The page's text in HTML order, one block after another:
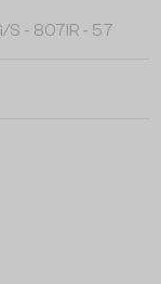
S - 807IR - 57